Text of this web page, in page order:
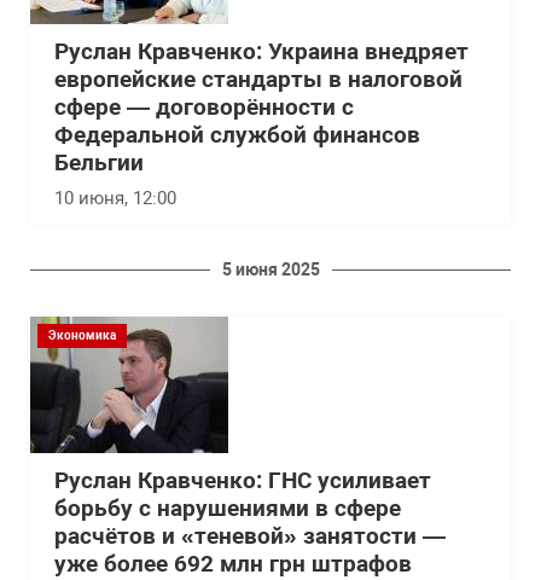
Руслан Кравченко: Украина внедряет
европейские стандарты в налоговой
сфере — договорённости с
Федеральной службой финансов
Бельгии
10 июня, 12:00
5 июня 2025
Экономика
Руслан Кравченко: ГНС усиливает
борьбу с нарушениями в сфере
расчётов и «теневой» занятости —
уже более 692 млн грн штрафов